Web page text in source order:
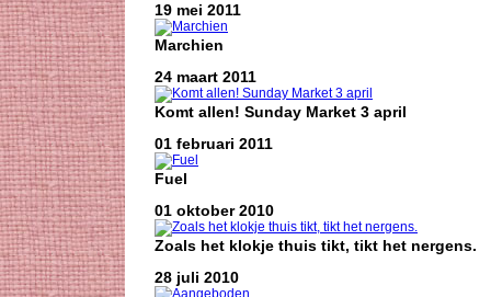
19 mei 2011
Marchien
24 maart 2011
Komt allen! Sunday Market 3 april
01 februari 2011
Fuel
01 oktober 2010
Zoals het klokje thuis tikt, tikt het nergens.
28 juli 2010